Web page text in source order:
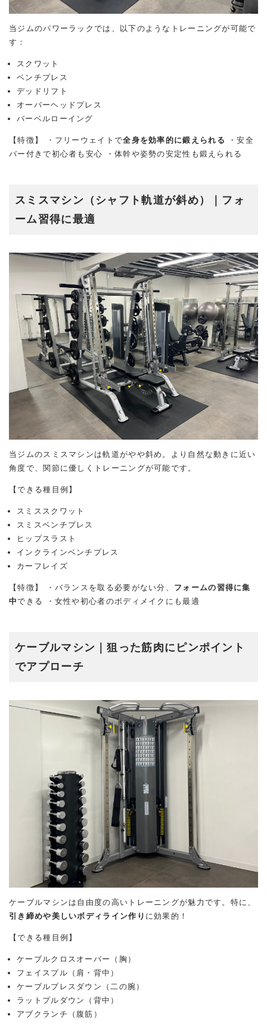
当ジムのパワーラックでは、以下のようなトレーニングが可能で
す：
スクワット
ベンチプレス
デッドリフト
オーバーヘッドプレス
バーベルローイング
【特徴】 ・フリーウェイトで全身を効率的に鍛えられる
・安全
バー付きで初心者も安心 ・体幹や姿勢の安定性も鍛えられる
スミスマシン（シャフト軌道が斜め）｜フォ
ーム習得に最適
当ジムのスミスマシンは軌道がやや斜め。より自然な動きに近い
角度で、関節に優しくトレーニングが可能です。
【できる種目例】
スミススクワット
スミスベンチプレス
ヒップスラスト
インクラインベンチプレス
カーフレイズ
【特徴】 ・バランスを取る必要がない分、 フォームの習得に集
中できる ・女性や初心者のボディメイクにも最適
ケーブルマシン｜狙った筋肉にピンポイント
でアプローチ
ケーブルマシンは自由度の高いトレーニングが魅力です。特に、
引き締めや美しいボディライン作り に効果的！
【できる種目例】
ケーブルクロスオーバー（胸）
フェイスプル（肩・背中）
ケーブルプレスダウン（二の腕）
ラットプルダウン（背中）
アブクランチ（腹筋）